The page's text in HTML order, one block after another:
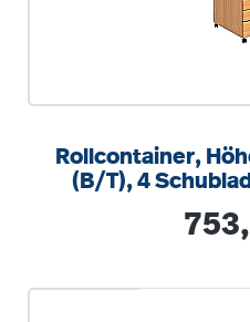
Rollcontainer,
(B/T), 4